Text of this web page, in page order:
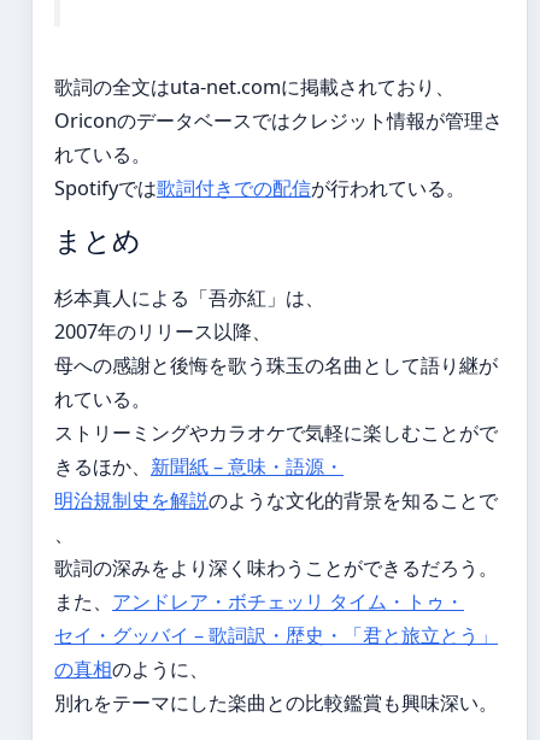
歌詞の全文はuta-net.comに掲載されており、
Oriconのデータベースではクレジット情報が管理さ
れている。
Spotifyでは歌詞付きでの配信が行われている。
まとめ
杉本真人による「吾亦紅」は、
2007年のリリース以降、
母への感謝と後悔を歌う珠玉の名曲として語り継が
れている。
ストリーミングやカラオケで気軽に楽しむことがで
きるほか、 新聞紙 – 意味・語源・
明治規制史を解説のような文化的背景を知ることで
、
歌詞の深みをより深く味わうことができるだろう。
また、 アンドレア・ボチェッリ タイム・トゥ・
セイ・グッバイ – 歌詞訳・歴史・「君と旅立とう」
の真相のように、
別れをテーマにした楽曲との比較鑑賞も興味深い。